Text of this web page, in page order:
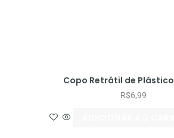
Copo Retrátil de
R$6,99